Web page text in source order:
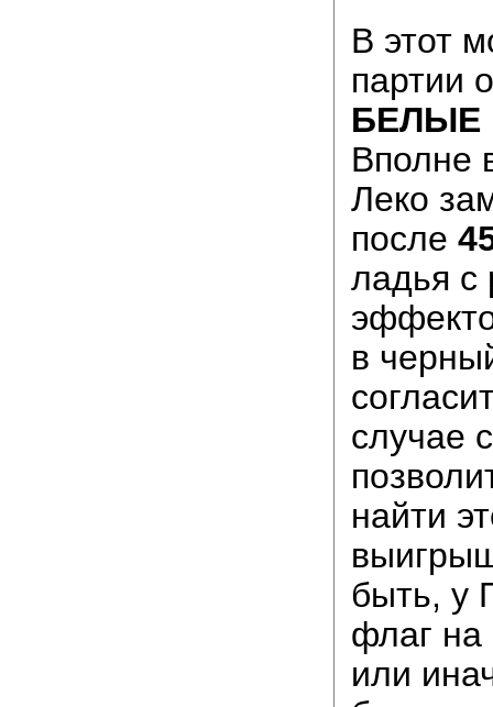
В этот
партии
БЕЛЫЕ
Вполне
Леко
после
ладья
в
случае
найти
быть, у
флаг на
или